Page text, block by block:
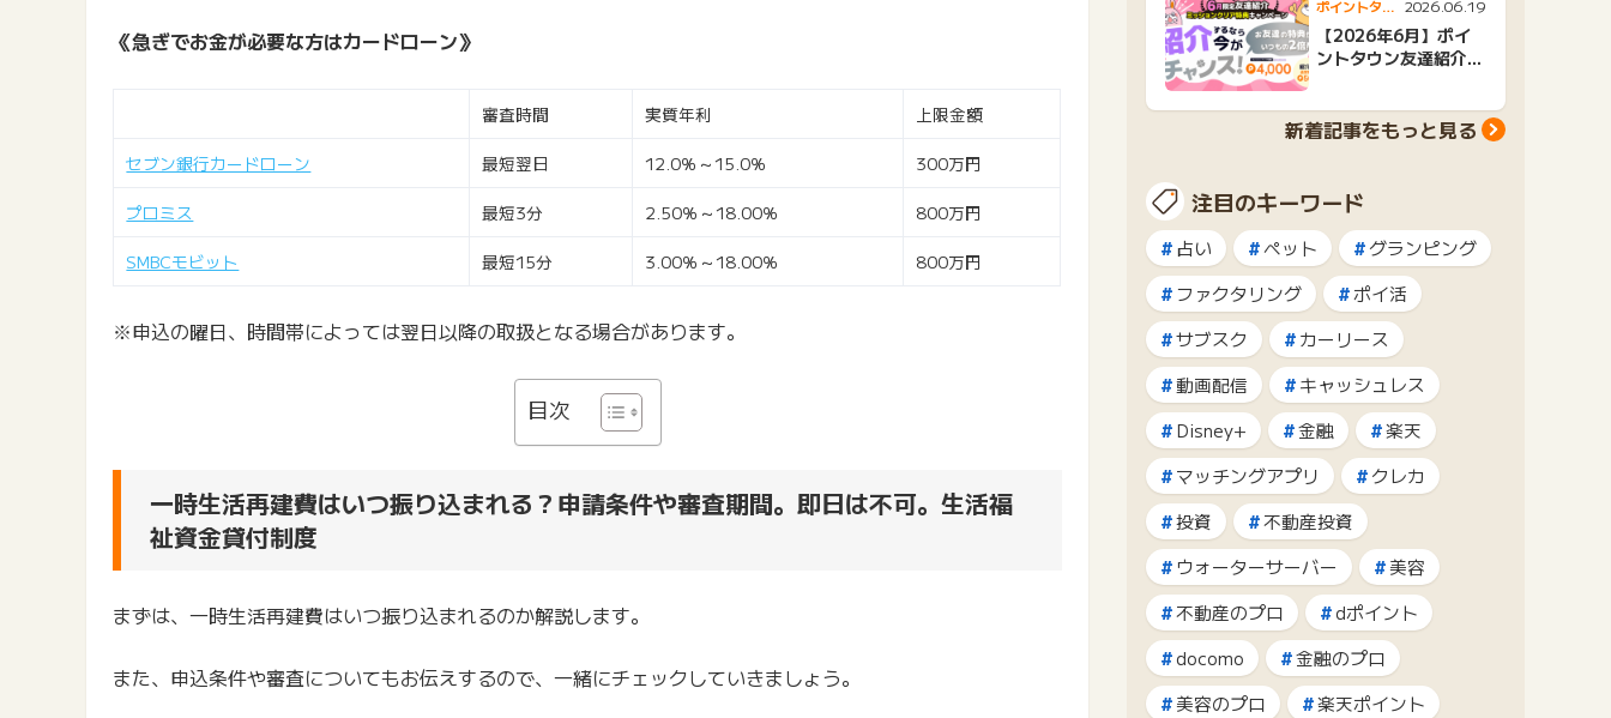
《急ぎでお金が必要な方はカードローン》
審査時間 実質年利 上限金額
セブン銀行カードローン 最短翌日 12.0％～15.0％ 300万円
プロミス 最短3分 2.50％～18.00％ 800万円
SMBCモビット 最短15分 3.00％～18.00％ 800万円
※申込の曜日、時間帯によっては翌日以降の取扱となる場合があります。
目次
一時生活再建費はいつ振り込まれる？申請条件や審査期間。即日は不可。生活福
祉資金貸付制度
まずは、一時生活再建費はいつ振り込まれるのか解説します。
また、申込条件や審査についてもお伝えするので、一緒にチェックしていきましょう。
ポイントタウ
ンニュース
2026.06.19
【2026年6月】ポイ
ントタウン友達紹介キ
新着記事をもっと見る
注目のキーワード
占い ペット
グランピング
ファクタリング
ポイ活
サブスク
カーリース
動画配信
キャッシュレス
Disney+
金融
楽天
マッチングアプリ
クレカ
投資
不動産投資
ウォーターサーバー
美容
不動産のプロ
dポイント
docomo
金融のプロ
美容のプロ
楽天ポイント